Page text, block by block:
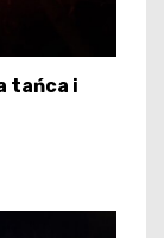
tańca i